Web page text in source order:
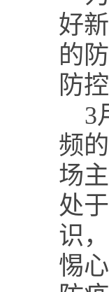
好
的
防
3
频
场
处
识
惕